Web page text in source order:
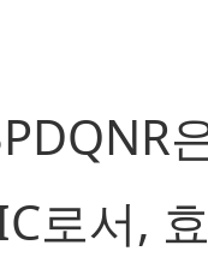
로서,